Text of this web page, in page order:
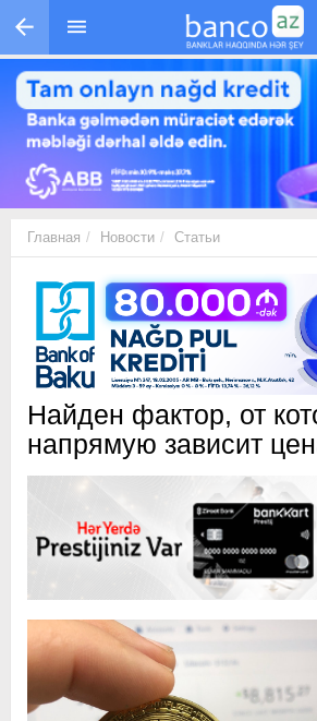
Перейти к основному содержанию
Главная Новости Статьи
Найден фактор, от
напрямую зависит